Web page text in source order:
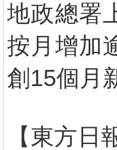
地政總署
按月增加
創15個月
【東方